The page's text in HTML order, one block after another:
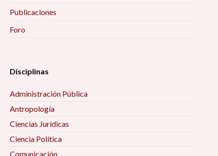
Publicaciones
Foro
Disciplinas
Administración Pública
Antropología
Ciencias Jurídicas
Ciencia Política
Comunicación